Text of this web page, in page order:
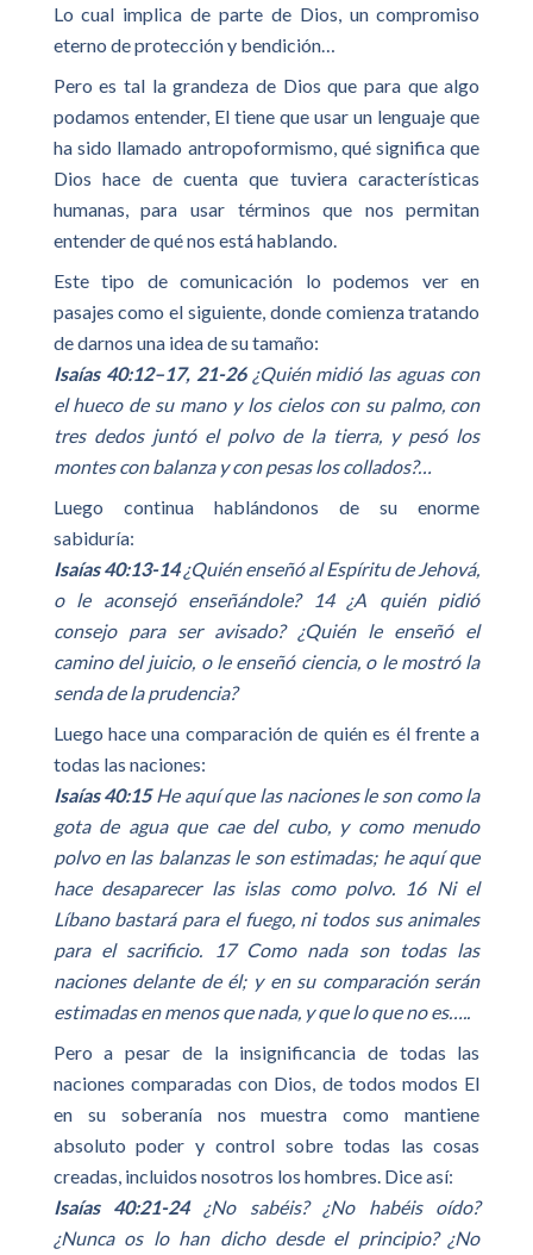
Lo cual implica de parte de Dios, un compromiso
eterno de protección y bendición…
Pero es tal la grandeza de Dios que para que algo
podamos entender, El tiene que usar un lenguaje que
ha sido llamado antropoformismo, qué significa que
Dios hace de cuenta que tuviera características
humanas, para usar términos que nos permitan
entender de qué nos está hablando.
Este tipo de comunicación lo podemos ver en
pasajes como el siguiente, donde comienza tratando
de darnos una idea de su tamaño:
Isaías 40:12–17, 21-26 ¿Quién midió las aguas con
el hueco de su mano y los cielos con su palmo, con
tres dedos juntó el polvo de la tierra, y pesó los
montes con balanza y con pesas los collados?…
Luego continua hablándonos de su enorme
sabiduría:
Isaías 40:13-14 ¿Quién enseñó al Espíritu de Jehová,
o le aconsejó enseñándole? 14 ¿A quién pidió
consejo para ser avisado? ¿Quién le enseñó el
camino del juicio, o le enseñó ciencia, o le mostró la
senda de la prudencia?
Luego hace una comparación de quién es él frente a
todas las naciones:
Isaías 40:15 He aquí que las naciones le son como la
gota de agua que cae del cubo, y como menudo
polvo en las balanzas le son estimadas; he aquí que
hace desaparecer las islas como polvo. 16 Ni el
Líbano bastará para el fuego, ni todos sus animales
para el sacrificio. 17 Como nada son todas las
naciones delante de él; y en su comparación serán
estimadas en menos que nada, y que lo que no es…..
Pero a pesar de la insignificancia de todas las
naciones comparadas con Dios, de todos modos El
en su soberanía nos muestra como mantiene
absoluto poder y control sobre todas las cosas
creadas, incluidos nosotros los hombres. Dice así:
Isaías 40:21-24
¿No sabéis? ¿No habéis oído?
¿Nunca os lo han dicho desde el principio? ¿No